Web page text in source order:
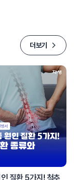
더보기
질환 5가지! 척추